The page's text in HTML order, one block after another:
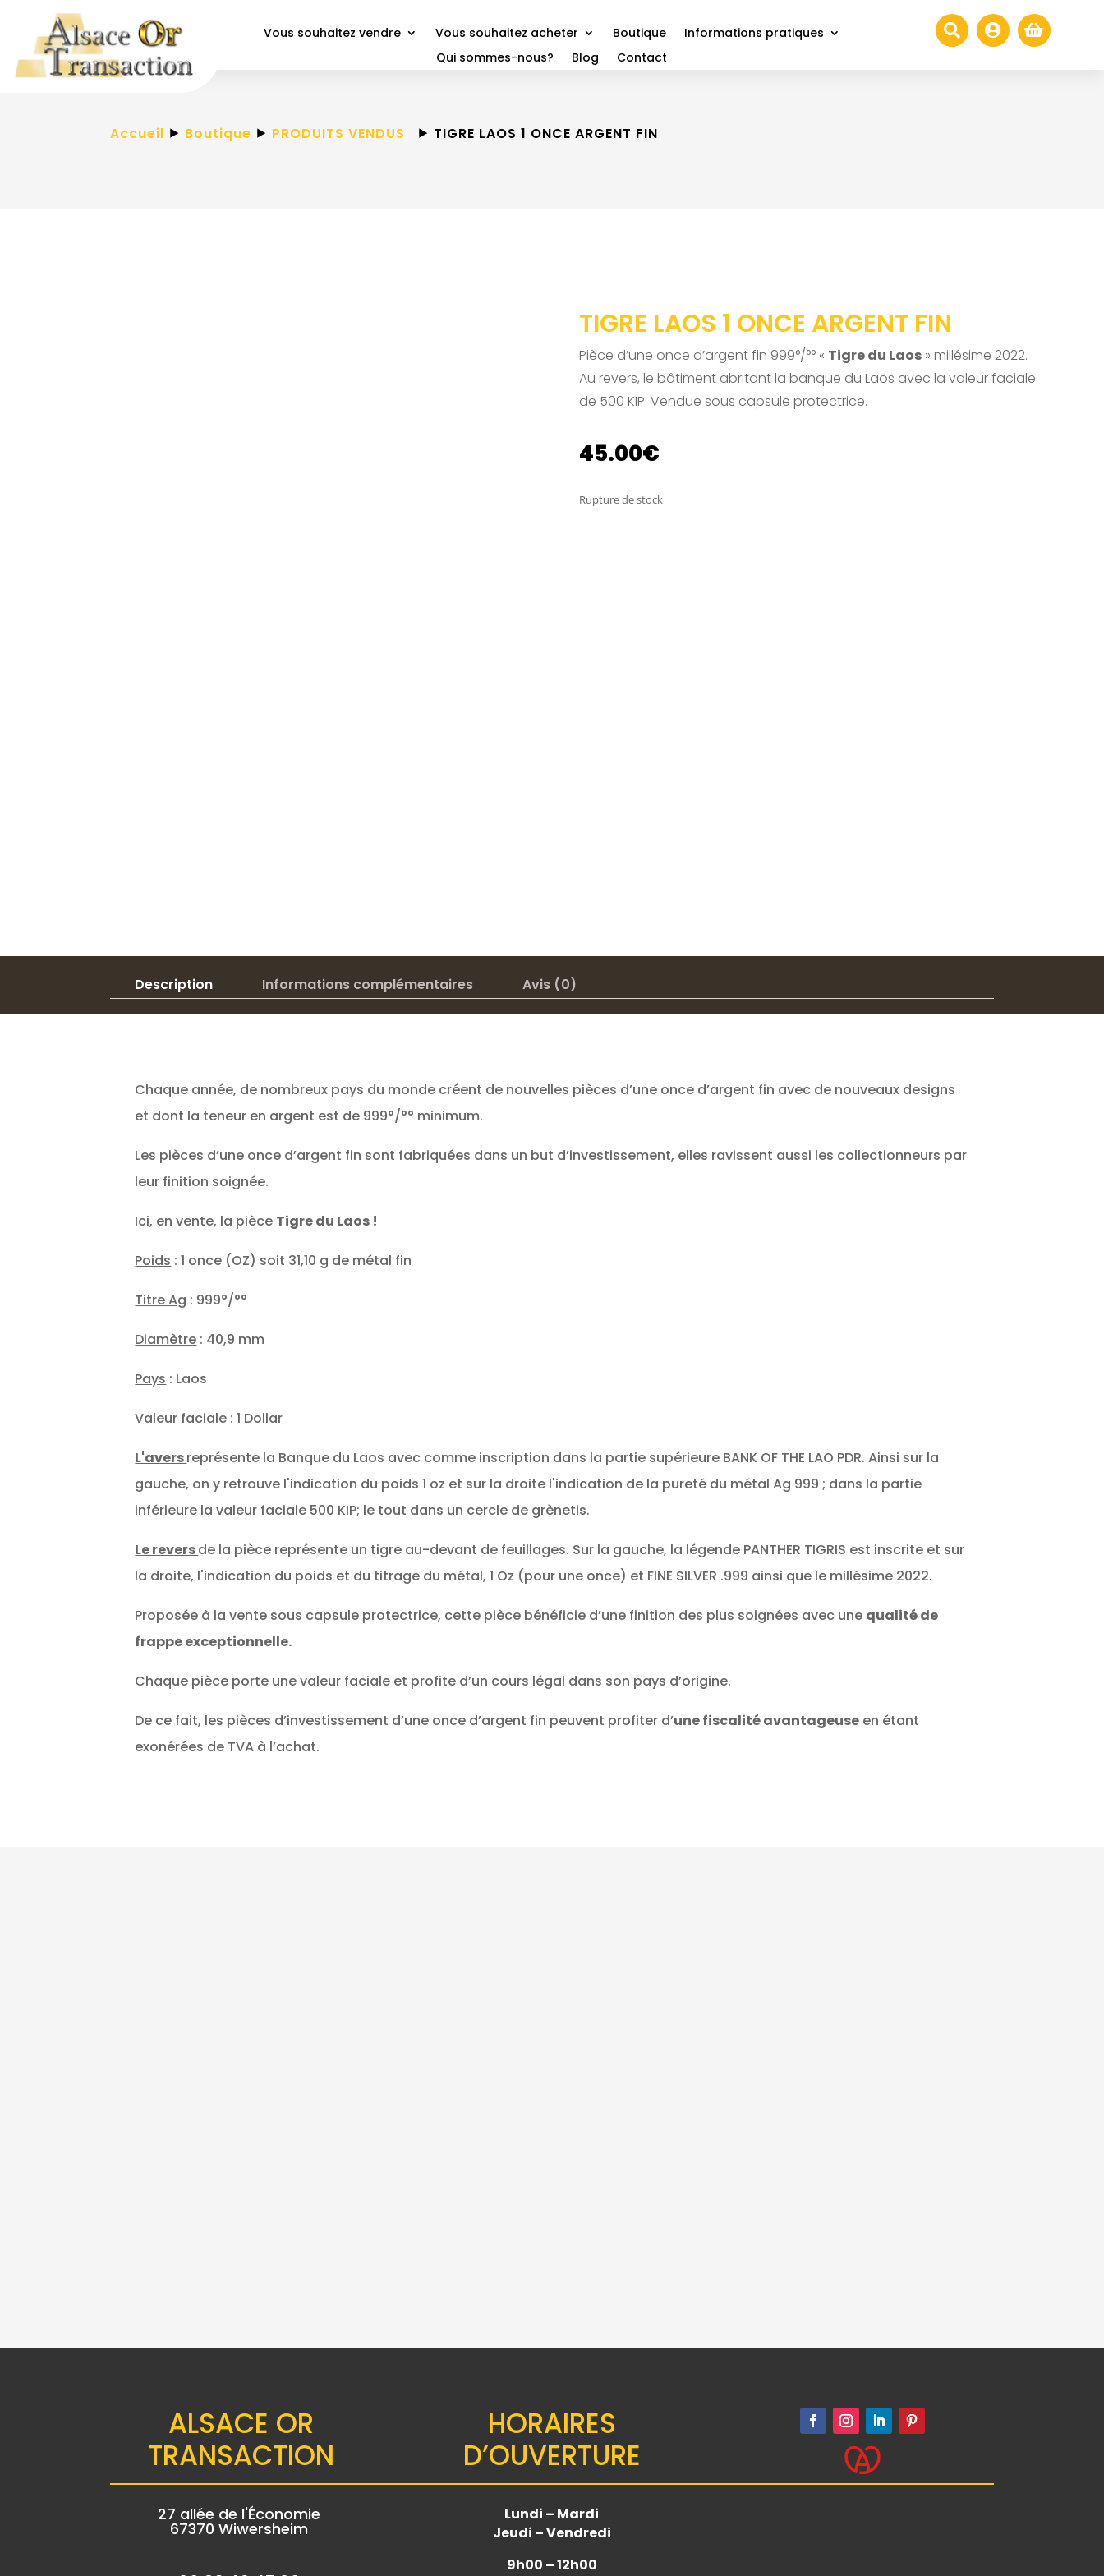
Vous souhaitez vendre Vous souhaitez acheter Boutique
Informations pratiques
Qui sommes-nous?
Blog Contact
 

Accueil ⯈ Boutique ⯈ PRODUITS VENDUS ⯈ TIGRE LAOS 1 ONCE ARGENT FIN
TIGRE LAOS 1 ONCE ARGENT FIN
Pièce d’une once d’argent fin 999°/°° « Tigre du Laos » millésime 2022.
Au revers, le bâtiment abritant la banque du Laos avec la valeur faciale
de 500 KIP. Vendue sous capsule protectrice.
45.00€
Rupture de stock
Description Informations complémentaires Avis (0)
Chaque année, de nombreux pays du monde créent de nouvelles pièces d’une once d’argent fin avec de nouveaux designs
et dont la teneur en argent est de 999°/°° minimum.
Les pièces d’une once d’argent fin sont fabriquées dans un but d’investissement, elles ravissent aussi les collectionneurs par
leur finition soignée.
Ici, en vente, la pièce Tigre du Laos !
Poids : 1 once (OZ) soit 31,10 g de métal fin
Titre Ag : 999°/°°
Diamètre : 40,9 mm
Pays : Laos
Valeur faciale : 1 Dollar
L'aversreprésente la Banque du Laos avec comme inscription dans la partie supérieure BANK OF THE LAO PDR. Ainsi sur la
gauche, on y retrouve l'indication du poids 1 oz et sur la droite l'indication de la pureté du métal Ag 999 ; dans la partie
inférieure la valeur faciale 500 KIP; le tout dans un cercle de grènetis.
Le reversde la pièce représente un tigre au-devant de feuillages. Sur la gauche, la légende PANTHER TIGRIS est inscrite et sur
la droite, l'indication du poids et du titrage du métal, 1 Oz (pour une once) et FINE SILVER .999 ainsi que le millésime 2022.
Proposée à la vente sous capsule protectrice, cette pièce bénéficie d’une finition des plus soignées avec une qualité de
frappe exceptionnelle.
Chaque pièce porte une valeur faciale et profite d’un cours légal dans son pays d’origine.
De ce fait, les pièces d’investissement d’une once d’argent fin peuvent profiter d’une fiscalité avantageuse en étant
exonérées de TVA à l’achat.
ALSACE OR
TRANSACTION
HORAIRES
D’OUVERTURE
27 allée de l'Économie
67370 Wiwersheim
Lundi – Mardi
Jeudi – Vendredi
9h00 – 12h00